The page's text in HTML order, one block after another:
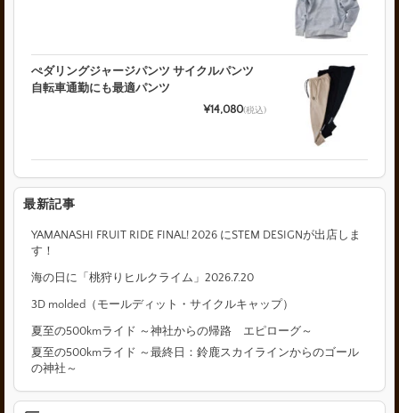
ぺダリングジャージパンツ サイクルパンツ
自転車通勤にも最適パンツ
¥14,080(税込)
最新記事
YAMANASHI FRUIT RIDE FINAL! 2026 にSTEM DESIGNが出店しま
す！
海の日に「桃狩りヒルクライム」2026.7.20
3D molded（モールディット・サイクルキャップ）
夏至の500kmライド ～神社からの帰路 エピローグ～
夏至の500kmライド ～最終日：鈴鹿スカイラインからのゴール
の神社～